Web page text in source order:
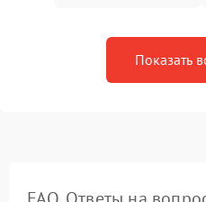
Показать